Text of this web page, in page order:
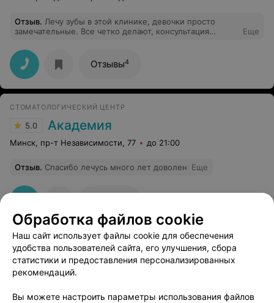
хочу чтобы другие люди пострадали! Обслуживание
Отзыв. Лечу зубы в этой клинике, девочки просто
замечательные. Все четко делают, консультация
Еще
Отзывы4
СТОМАТОЛОГИЧЕСКИЙ ЦЕНТР
5.0 Академия
Минск, пр-т Независимости, 77 до 21:00
Отзыв. Спасибо лечусь много лет доволен Еще
Обработка файлов cookie
Наш сайт использует файлы cookie для обеспечения
удобства пользователей сайта, его улучшения, сбора
статистики и предоставления персонализированных
рекомендаций.
Вы можете настроить параметры использования файлов